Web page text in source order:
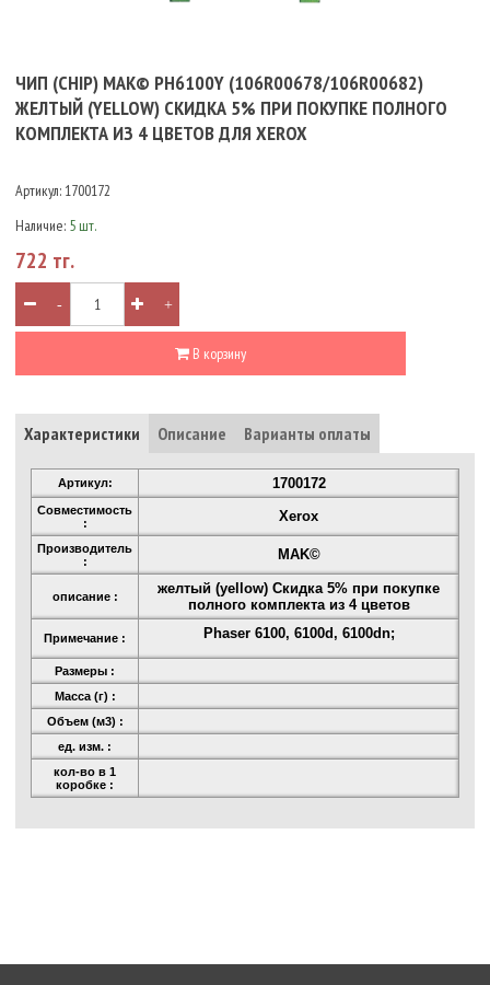
ЧИП (CHIP) MAK© PH6100Y (106R00678/106R00682)
ЖЕЛТЫЙ (YELLOW) СКИДКА 5% ПРИ ПОКУПКЕ ПОЛНОГО
КОМПЛЕКТА ИЗ 4 ЦВЕТОВ ДЛЯ XEROX
Артикул: 1700172
Наличие: 5 шт.
722 тг.
- +
В корзину
Характеристики Описание Варианты оплаты
Артикул: 1700172
Совместимость
:
Xerox
Производитель
:
MAK©
описание :
желтый (yellow) Скидка 5% при покупке
полного комплекта из 4 цветов
Примечание : Phaser 6100, 6100d, 6100dn;
Размеры :
Масса (г) :
Объем (м3) :
ед. изм. :
кол-во в 1
коробке :